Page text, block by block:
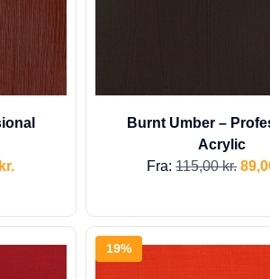
Burnt Umber –
Acrylic
Fra:115,00kr.
19%